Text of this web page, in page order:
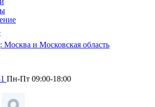
Москва и Московская область
Пн-Пт 09:00-18:00